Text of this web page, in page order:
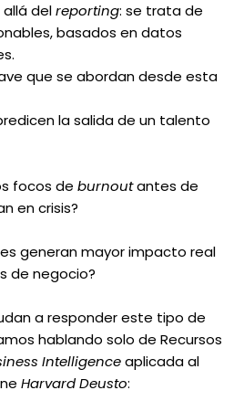
delreporting: se trata de
basados en datos
que se abordan desde esta
la salida de un talento
focos de burnoutantes de
en crisis?
generan mayor impacto real
de negocio?
a responder este tipo de
hablando solo de Recursos
Intelligenceaplicada al
Harvard Deusto: